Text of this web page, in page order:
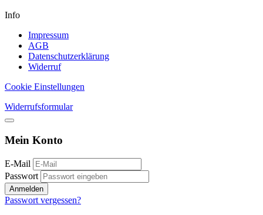
Info
Impressum
AGB
Datenschutzerklärung
Widerruf
Cookie Einstellungen
Widerrufsformular
Mein Konto
E-Mail
Passwort
Anmelden
Passwort vergessen?